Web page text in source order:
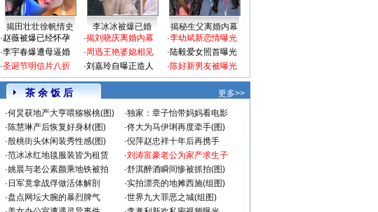
揭田壮壮徐帆情史 李冰冰被爆已婚
揭秘生父离婚内幕
·赵薇被爆已经怀孕
·李宇春爆遭母逼婚
·圣诞节明信片八折
·揭刘晓庆离婚内幕
·周迅王艳婆媳相见
·刘嘉玲自曝正造人
·李幼斌新恋情曝光
·陆毅爱女照首曝光
·陈好新男友被曝光
茶 余 饭 后
更多>>
·何炅获地产大亨喂猕猴桃(图) ·独家：章子怡带妈妈看电影
·陈慧琳产后恢复好身材(图) ·佟大为马伊琍再度牵手(图)
·殷桃街头休闲装秀性感(图) ·倪萍赵忠祥十年后再携手
·范冰冰红地毯服装皆为租赁 ·刘涛富豪老公为家产求生子
·姚晨与老公素颜乘地铁被拍 ·舒淇醉酒瞬间惨被抓拍(图)
· 日军竟拿战俘做活体解剖 ·实拍漂亮的地摊西施(组图)
·盘点网坛大腕的暴烈脾气 ·世界九大罪恶之城(组图)